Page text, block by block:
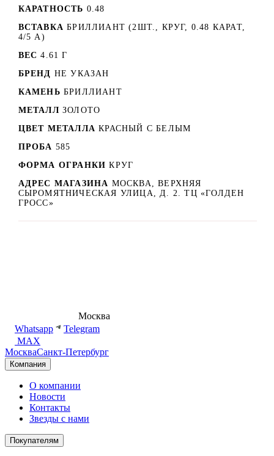
КАРАТНОСТЬ 0.48
ВСТАВКА БРИЛЛИАНТ (2ШТ., КРУГ, 0.48 КАРАТ,
4/5 А)
ВЕС 4.61 Г
БРЕНД НЕ УКАЗАН
КАМЕНЬ БРИЛЛИАНТ
МЕТАЛЛ ЗОЛОТО
ЦВЕТ МЕТАЛЛА КРАСНЫЙ C БЕЛЫМ
ПРОБА 585
ФОРМА ОГРАНКИ КРУГ
АДРЕС МАГАЗИНА МОСКВА, ВЕРХНЯЯ
СЫРОМЯТНИЧЕСКАЯ УЛИЦА, Д. 2. ТЦ «ГОЛДЕН
ГРОСС»
Москва
Whatsapp
Telegram
MAX
МоскваСанкт-Петербург
Компания
О компании
Новости
Контакты
Звезды с нами
Покупателям